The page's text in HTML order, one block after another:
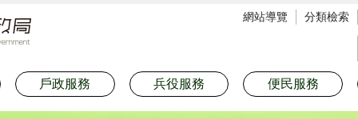
網站導覽 分類檢索
戶政服務 兵役服務 便民服務